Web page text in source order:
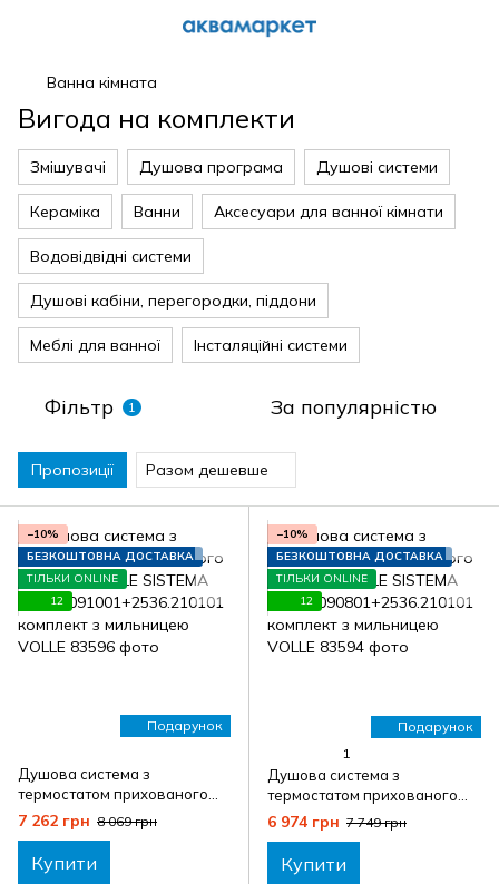
Ванна кімната
Вигода на комплекти
Змішувачі Душова програма Душові системи
Кераміка Ванни Аксесуари для ванної кімнати
Водовідвідні системи
Душові кабіни, перегородки, піддони
Меблі для ванної Інсталяційні системи
Фільтр 1 За популярністю
Пропозиції Разом дешевше
Подарунок
−10%
БЕЗКОШТОВНА ДОСТАВКА
ТІЛЬКИ ONLINE
12
Душова система з
термостатом прихованого
монтажу VOLLE SISTEMA
A1584.091001+2536.210101
комплект з мильницею VOLLE
7 262 грн 8 069 грн
Купити
Подарунок
−10%
БЕЗКОШТОВНА ДОСТАВКА
ТІЛЬКИ ONLINE
12
1
Душова система з
термостатом прихованого
монтажу VOLLE SISTEMA
A1584.090801+2536.210101
комплект з мильницею VOLLE
6 974 грн 7 749 грн
Купити